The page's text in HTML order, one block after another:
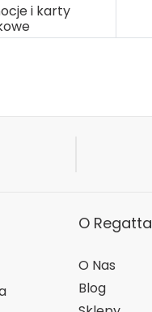
i karty
O Regatta
O Nas
Blog